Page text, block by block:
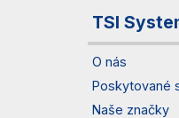
TSI
O nás
Poskytované
Naše značky